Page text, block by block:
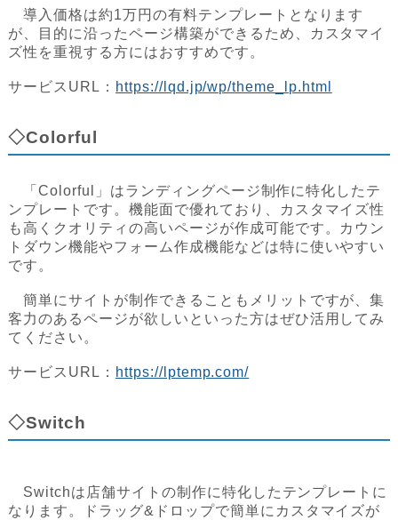
導入価格は約1万円の有料テンプレートとなります
が、目的に沿ったページ構築ができるため、カスタマイ
ズ性を重視する方にはおすすめです。
サービスURL： https://lqd.jp/wp/theme_lp.html
◇Colorful
「Colorful」はランディングページ制作に特化したテ
ンプレートです。機能面で優れており、カスタマイズ性
も高くクオリティの高いページが作成可能です。カウン
トダウン機能やフォーム作成機能などは特に使いやすい
です。
簡単にサイトが制作できることもメリットですが、集
客力のあるページが欲しいといった方はぜひ活用してみ
てください。
サービスURL： https://lptemp.com/
◇Switch
Switchは店舗サイトの制作に特化したテンプレートに
なります。ドラッグ&ドロップで簡単にカスタマイズが